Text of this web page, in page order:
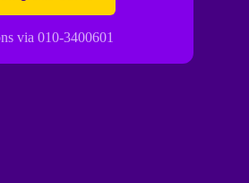
via 010-3400601